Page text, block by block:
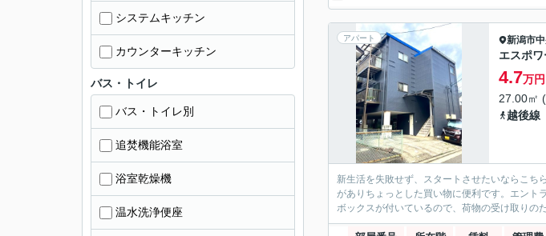
アパート 新潟市
エスポ
4.7万円
27.00㎡
越後線
新生活を失敗せず、スタートさせたいならこち
がありちょっとした買い物に便利です。エント
ボックスが付いているので、荷物の受け取りの
システムキッチン
カウンターキッチン
バス・トイレ
バス・トイレ別
追焚機能浴室
浴室乾燥機
温水洗浄便座